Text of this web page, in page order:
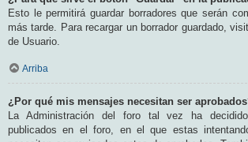
Esto le permitirá guardar borradores que serán
más tarde. Para recargar un borrador guardado,
de Usuario.
Arriba
¿Por qué mis mensajes necesitan ser
La Administración del foro tal vez ha
publicados en el foro, en el que estas